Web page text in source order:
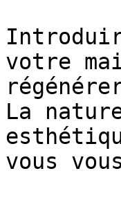
votre
La
vous